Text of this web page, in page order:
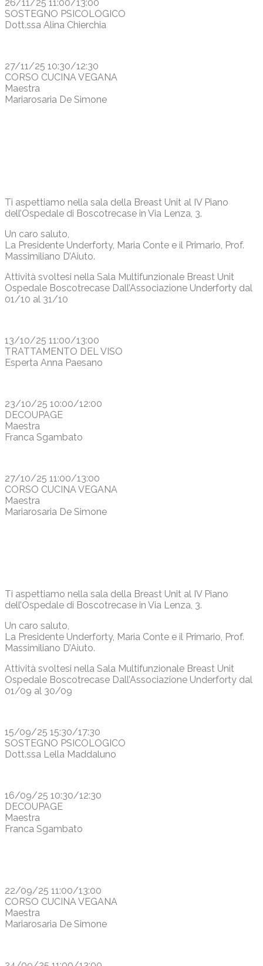
26/11/25 11:00/13:00
SOSTEGNO PSICOLOGICO
Dott.ssa Alina Chierchia
27/11/25 10:30/12:30
CORSO CUCINA VEGANA
Maestra
Mariarosaria De Simone
Ti aspettiamo nella sala della Breast Unit al IV Piano
dell’Ospedale di Boscotrecase in Via Lenza, 3.
Un caro saluto,
La Presidente Underforty, Maria Conte e il Primario, Prof.
Massimiliano D’Aiuto.
Attività svoltesi nella Sala Multifunzionale Breast Unit
Ospedale Boscotrecase Dall’Associazione Underforty dal
01/10 al 31/10
13/10/25 11:00/13:00
TRATTAMENTO DEL VISO
Esperta Anna Paesano
23/10/25 10:00/12:00
DECOUPAGE
Maestra
Franca Sgambato
27/10/25 11:00/13:00
CORSO CUCINA VEGANA
Maestra
Mariarosaria De Simone
Ti aspettiamo nella sala della Breast Unit al IV Piano
dell’Ospedale di Boscotrecase in Via Lenza, 3.
Un caro saluto,
La Presidente Underforty, Maria Conte e il Primario, Prof.
Massimiliano D’Aiuto.
Attività svoltesi nella Sala Multifunzionale Breast Unit
Ospedale Boscotrecase Dall’Associazione Underforty dal
01/09 al 30/09
15/09/25 15:30/17:30
SOSTEGNO PSICOLOGICO
Dott.ssa Lella Maddaluno
16/09/25 10:30/12:30
DECOUPAGE
Maestra
Franca Sgambato
22/09/25 11:00/13:00
CORSO CUCINA VEGANA
Maestra
Mariarosaria De Simone